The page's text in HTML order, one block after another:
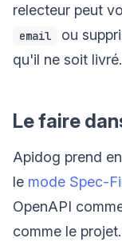
relecteur peut
email
ou
qu'il ne soit livré.
Le faire
Apidog prend
le mode Spec-
OpenAPI
comme le